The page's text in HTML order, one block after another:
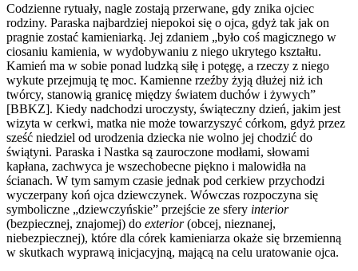
Codzienne rytuały, nagle zostają przerwane, gdy znika ojciec
rodziny. Paraska najbardziej niepokoi się o ojca, gdyż tak jak on
pragnie zostać kamieniarką. Jej zdaniem „było coś magicznego w
ciosaniu kamienia, w wydobywaniu z niego ukrytego kształtu.
Kamień ma w sobie ponad ludzką siłę i potęgę, a rzeczy z niego
wykute przejmują tę moc. Kamienne rzeźby żyją dłużej niż ich
twórcy, stanowią granicę między światem duchów i żywych”
[BBKZ]. Kiedy nadchodzi uroczysty, świąteczny dzień, jakim jest
wizyta w cerkwi, matka nie może towarzyszyć córkom, gdyż przez
sześć niedziel od urodzenia dziecka nie wolno jej chodzić do
świątyni. Paraska i Nastka są zauroczone modłami, słowami
kapłana, zachwyca je wszechobecne piękno i malowidła na
ścianach. W tym samym czasie jednak pod cerkiew przychodzi
wyczerpany koń ojca dziewczynek. Wówczas rozpoczyna się
symboliczne „dziewczyńskie” przejście ze sfery interior
(bezpiecznej, znajomej) do exterior(obcej, nieznanej,
niebezpiecznej), które dla córek kamieniarza okaże się brzemienną
w skutkach wyprawą inicjacyjną, mającą na celu uratowanie ojca.